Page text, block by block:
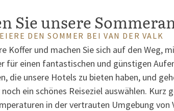
Sie unsere
DEN SOMMER BEI VAN DER VALK
Koffer und machen Sie sich auf den Weg,
für einen fantastischen und günstigen
die unsere Hotels zu bieten haben, und
ein schönes Reiseziel auswählen. Kurz
in der vertrauten Umgebung von